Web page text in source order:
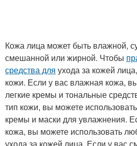
Кожа лица может быть влажной,
смешанной или жирной. Чтобы
средства для ухода за кожей
кожи. Если у вас влажная кожа,
легкие кремы и тональные
тип кожи, вы можете
кремы и маски для увлажнения.
кожа, вы можете использовать